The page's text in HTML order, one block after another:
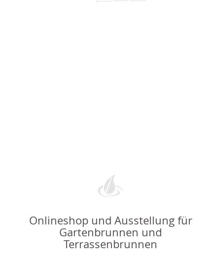
Onlineshop und Ausstellung für
Gartenbrunnen und
Terrassenbrunnen